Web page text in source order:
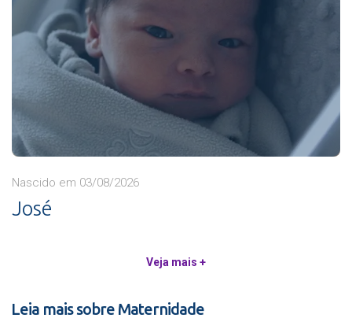
Nascido em 03/08/2026
José
Veja mais +
Leia mais sobre Maternidade